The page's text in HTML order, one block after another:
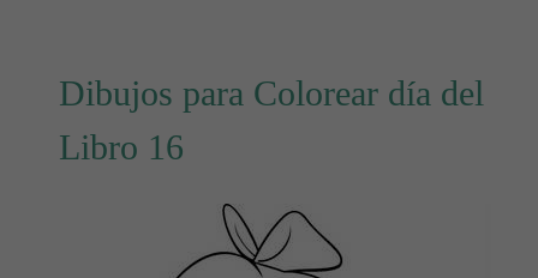
Dibujos para Colorear día del
Libro 16